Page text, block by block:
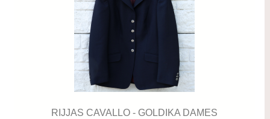
RIJJAS CAVALLO - GOLDIKA DAMES